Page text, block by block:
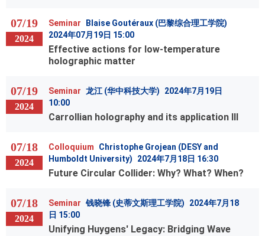
07/19
2024
Seminar
Blaise Goutéraux (巴黎综合理工学院)
2024年07月19日 15:00
Effective actions for low-temperature
holographic matter
07/19
2024
Seminar 龙江 (华中科技大学)
2024年7月19日
10:00
Carrollian holography and its application III
07/18
2024
Colloquium
Christophe Grojean (DESY and
Humboldt University)
2024年7月18日 16:30
Future Circular Collider: Why? What? When?
07/18
2024
Seminar 钱晓锋 (史蒂文斯理工学院)
2024年7月18
日 15:00
Unifying Huygens' Legacy: Bridging Wave